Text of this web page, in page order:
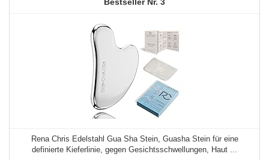
Rena Chris Edelstahl Gua Sha Stein, Guasha Stein für eine
definierte Kieferlinie, gegen Gesichtsschwellungen, Haut ...